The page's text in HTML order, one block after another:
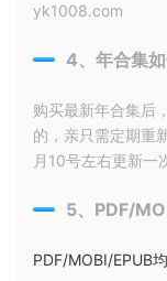
yk1008.com
4、年合集
购买最新年合集后
的，亲只需定期重
月10号左右更新一
5、PDF/
PDF/MOBI/EPUB